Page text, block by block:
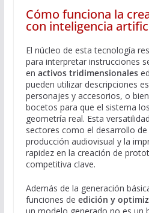
Cómo funciona la
con inteligencia
El núcleo de esta tecnología
para interpretar instrucciones
en activos tridimensionales
pueden utilizar descripciones
personajes y accesorios, o
bocetos para que el sistema
geometría real. Esta
sectores como el desarrollo de
producción audiovisual y la
rapidez en la creación de
competitiva clave.
Además de la generación
funciones de edición y